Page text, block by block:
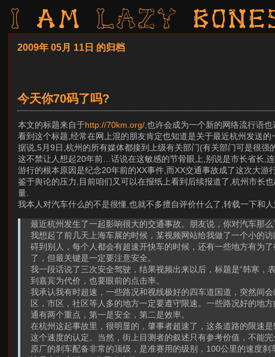
I am LAZY
2009年 05月 11日 的归档
今天你70码了吗?
本文的标题来自于http://70km.org/ ,也许会成为一个新的网络流行语
看到这个标题,经常在网上混的朋友肯定也知道是关于最近杭州发送的
据说,5月9日,杭州的所有媒体都接到上级有关部门(有关部门可是很
这不禁让人想起20年前…话说在这敏感的节骨眼上,别说是市长省长,
游行的根本原因是纪念20年前的XX事件,而XX交通事故成了这次大
鉴于舆论的压力,目前咱们又可以在报纸上看到后续报道了,杭州市长
量.
我本人对汽车什么的不是很懂,也就不多擅自评价什么了,转载一下和
最近杭州发生了一起影响很大的交通事故。朋友说，你对汽车那么
我想起了前几天上海车展的时候，某视频网站给我做了一个小的
碍到别人，每个人都会有超速开快车的时候，还有一些地方有为
了，但最关键是一定要注意安全。
我一段话说了三次安全驾驶，结果视频出来以后，标题是“韩寒
到嘉宾为代价，也要眼前的点击率。
我承认我有时超速，一些路况和视线极好的四车道国道，突然间
区，市区，社区等人多的地方一定要遵守限速。一些路况好的地
通有两个重点，第一是安全，第二是效率。
在杭州这起事故里，很明显的，肇事者超速了，这条道路的限速
这个速度的认定。当然，街上目测者的叙述只有参考价值，不能
原厂的刹车配备非常的顶级，是准赛用的级别，100公里的速度